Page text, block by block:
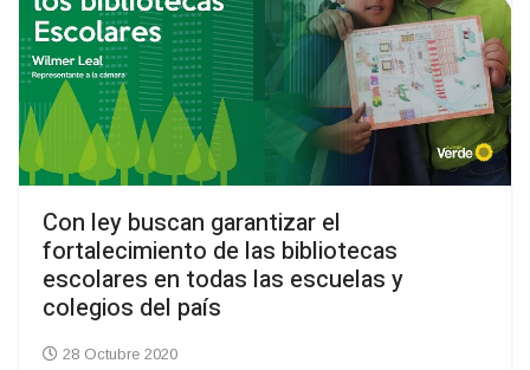
Con ley buscan garantizar el
fortalecimiento de las bibliotecas
escolares en todas las escuelas y
colegios del país
28 Octubre 2020